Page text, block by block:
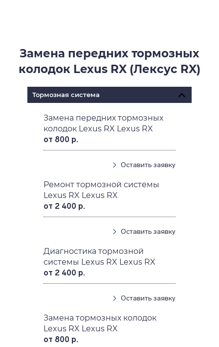
Замена передних тормозных
колодок Lexus RX (Лексус RX)
Тормозная система
Замена передних тормозных
колодок Lexus RX Lexus RX
от 800 р.
Оставить заявку
Ремонт тормозной системы
Lexus RX Lexus RX
от 2 400 р.
Оставить заявку
Диагностика тормозной
системы Lexus RX Lexus RX
от 2 400 р.
Оставить заявку
Замена тормозных колодок
Lexus RX Lexus RX
от 800 р.